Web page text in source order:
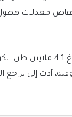
معدلات
وكانت سوريا تحقق اكتفاء ذاتيا من
أدت إلى تراجع